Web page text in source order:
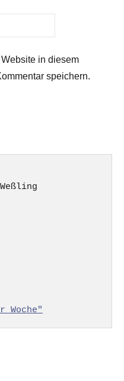
in diesem
speichern.
Woche"